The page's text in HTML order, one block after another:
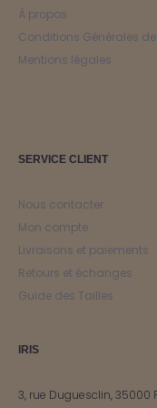
À propos
Conditions Générales
Mentions légales
SERVICE CLIENT
Nous contacter
Mon compte
Livraisons et paiements
Retours et échanges
Guide des Tailles
IRIS
3, rue Duguesclin, 35000